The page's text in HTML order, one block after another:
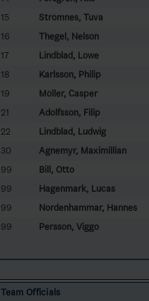
15
Strömnes, Tuva
16
Thegel, Nelson
17
Lindblad, Lowe
18
Karlsson, Philip
19
Möller, Casper
21
Adolfsson, Filip
22
Lindblad, Ludwig
30
Agnemyr, Maximillian
99
Bill, Otto
99
Hagenmark, Lucas
99
Nordenhammar, Hannes
99
Persson, Viggo
Team Officials